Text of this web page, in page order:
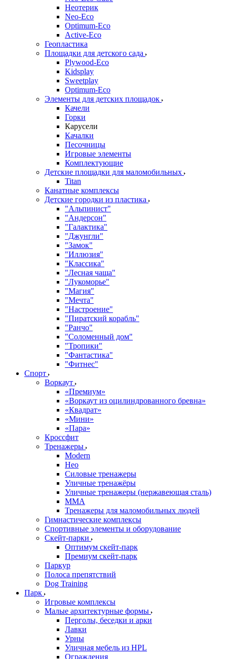
Неотерик
Neo-Eco
Оptimum-Еco
Active-Eco
Геопластика
Площадки для детского сада
Plywood-Eco
Kidsplay
Sweetplay
Оptimum-Еco
Элементы для детских площадок
Качели
Горки
Карусели
Качалки
Песочницы
Игровые элементы
Комплектующие
Детские площадки для маломобильных
Titan
Канатные комплексы
Детские городки из пластика
"Альпинист"
"Андерсон"
"Галактика"
"Джунгли"
"Замок"
"Иллюзия"
"Классика"
"Лесная чаща"
"Лукоморье"
"Магия"
"Мечта"
"Настроение"
"Пиратский корабль"
"Ранчо"
"Соломенный дом"
"Тропики"
"Фантастика"
"Фитнес"
Спорт
Воркаут
«Премиум»
«Воркаут из оцилиндрованного бревна»
«Квадрат»
«Мини»
«Пара»
Кроссфит
Тренажеры
Modern
Нео
Силовые тренажеры
Уличные тренажёры
Уличные тренажеры (нержавеющая сталь)
ММА
Тренажеры для маломобильных людей
Гимнастические комплексы
Спортивные элементы и оборудование
Скейт-парки
Оптимум скейт-парк
Премиум скейт-парк
Паркур
Полоса препятствий
Dog Training
Парк
Игровые комплексы
Малые архитектурные формы
Перголы, беседки и арки
Лавки
Урны
Уличная мебель из HPL
Ограждения